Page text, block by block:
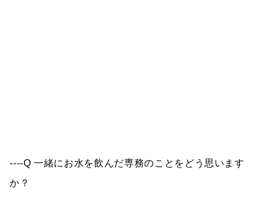
----Q 一緒にお水を飲んだ専務のことをどう思います
か？